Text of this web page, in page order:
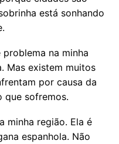
está sonhando
na minha
Mas existem muitos
por causa da
que sofremos.
minha região. Ela é
espanhola. Não